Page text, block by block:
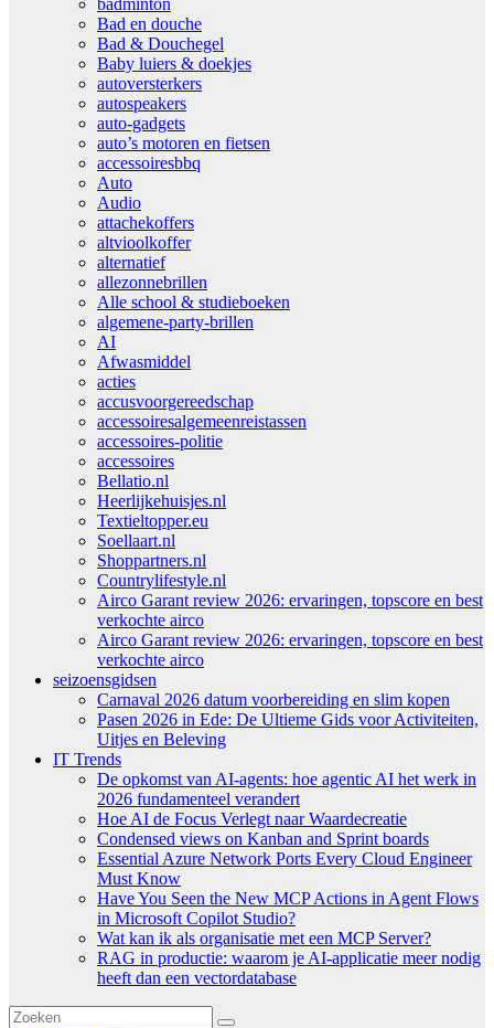
badminton
Bad en douche
Bad & Douchegel
Baby luiers & doekjes
autoversterkers
autospeakers
auto-gadgets
auto’s motoren en fietsen
accessoiresbbq
Auto
Audio
attachekoffers
altvioolkoffer
alternatief
allezonnebrillen
Alle school & studieboeken
algemene-party-brillen
AI
Afwasmiddel
acties
accusvoorgereedschap
accessoiresalgemeenreistassen
accessoires-politie
accessoires
Bellatio.nl
Heerlijkehuisjes.nl
Textieltopper.eu
Soellaart.nl
Shoppartners.nl
Countrylifestyle.nl
Airco Garant review 2026: ervaringen, topscore en best
verkochte airco
Airco Garant review 2026: ervaringen, topscore en best
verkochte airco
seizoensgidsen
Carnaval 2026 datum voorbereiding en slim kopen
Pasen 2026 in Ede: De Ultieme Gids voor Activiteiten,
Uitjes en Beleving
IT Trends
De opkomst van AI-agents: hoe agentic AI het werk in
2026 fundamenteel verandert
Hoe AI de Focus Verlegt naar Waardecreatie
Condensed views on Kanban and Sprint boards
Essential Azure Network Ports Every Cloud Engineer
Must Know
Have You Seen the New MCP Actions in Agent Flows
in Microsoft Copilot Studio?
Wat kan ik als organisatie met een MCP Server?
RAG in productie: waarom je AI-applicatie meer nodig
heeft dan een vectordatabase